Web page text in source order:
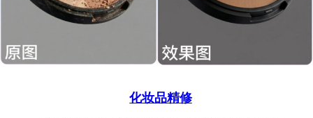
化妆品精修